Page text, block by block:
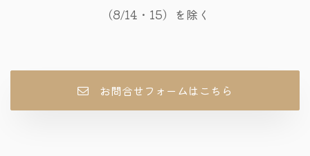
（8/14・15）を除く
お問合せフォームはこちら